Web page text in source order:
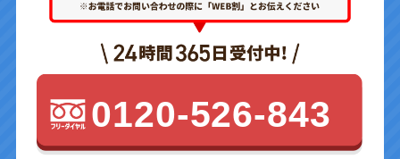
0120-526-843